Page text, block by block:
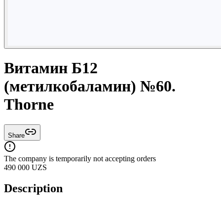
Витамин Б12
(метилкобаламин) №60.
Thorne
Share
The company is temporarily not accepting orders
490 000 UZS
Description